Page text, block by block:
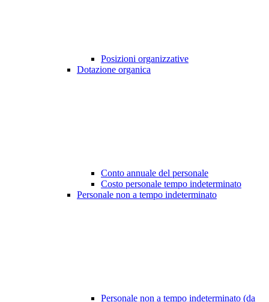
Posizioni organizzative
Dotazione organica
Conto annuale del personale
Costo personale tempo indeterminato
Personale non a tempo indeterminato
Personale non a tempo indeterminato (da